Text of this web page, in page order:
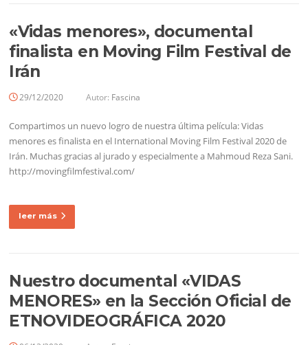
«Vidas menores», documental
finalista en Moving Film Festival de
Irán
29/12/2020 Autor: Fascina
Compartimos un nuevo logro de nuestra última película: Vidas
menores es finalista en el International Moving Film Festival 2020 de
Irán. Muchas gracias al jurado y especialmente a Mahmoud Reza Sani.
http://movingfilmfestival.com/
leer más
Nuestro documental «VIDAS
MENORES» en la Sección Oficial de
ETNOVIDEOGRÁFICA 2020